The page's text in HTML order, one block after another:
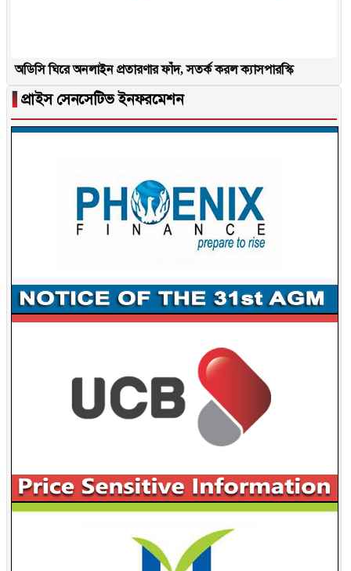
অডিসি ঘিরে অনলাইন প্রতারণার ফাঁদ, সতর্ক করল ক্যাসপারস্কি
▐ প্রাইস সেনসেটিভ ইনফরমেশন